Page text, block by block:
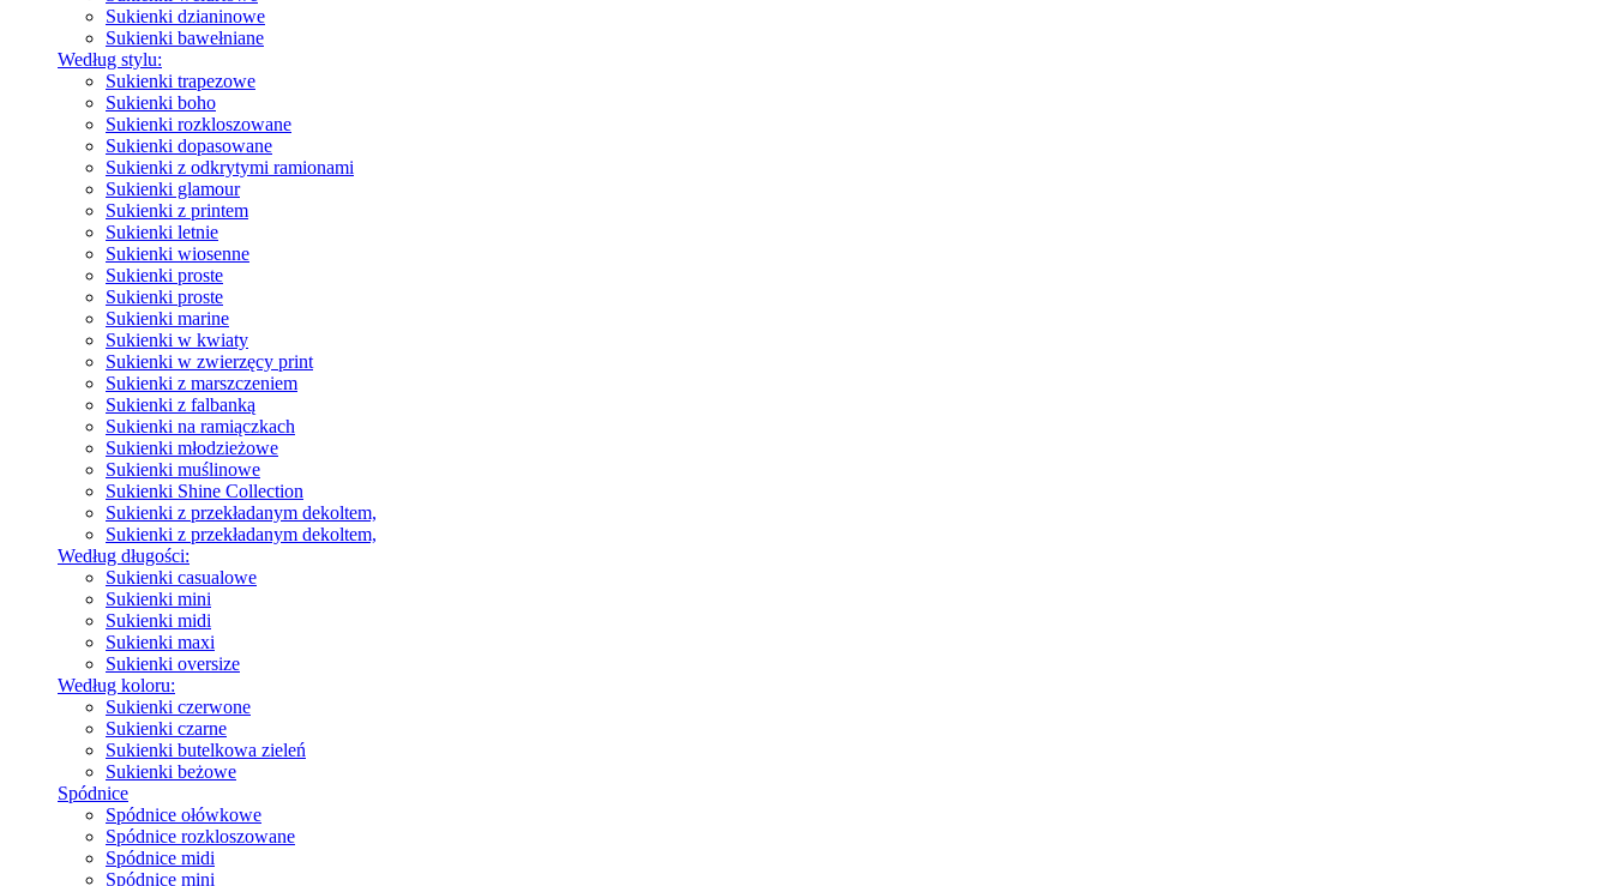
Sukienki dzianinowe
Sukienki bawełniane
Według stylu:
Sukienki trapezowe
Sukienki boho
Sukienki rozkloszowane
Sukienki dopasowane
Sukienki z odkrytymi ramionami
Sukienki glamour
Sukienki z printem
Sukienki letnie
Sukienki wiosenne
Sukienki proste
Sukienki proste
Sukienki marine
Sukienki w kwiaty
Sukienki w zwierzęcy print
Sukienki z marszczeniem
Sukienki z falbanką
Sukienki na ramiączkach
Sukienki młodzieżowe
Sukienki muślinowe
Sukienki Shine Collection
Sukienki z przekładanym dekoltem,
Sukienki z przekładanym dekoltem,
Według długości:
Sukienki casualowe
Sukienki mini
Sukienki midi
Sukienki maxi
Sukienki oversize
Według koloru:
Sukienki czerwone
Sukienki czarne
Sukienki butelkowa zieleń
Sukienki beżowe
Spódnice
Spódnice ołówkowe
Spódnice rozkloszowane
Spódnice midi
Spódnice mini